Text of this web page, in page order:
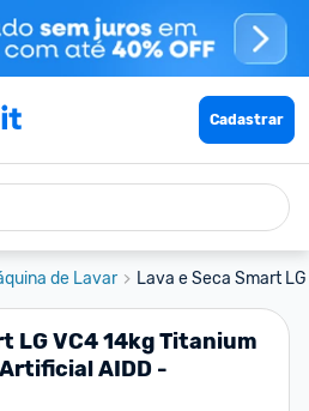
Cadastrar
de Lavar Lava e Seca Smart
LG VC4 14kg Titanium
AIDD -